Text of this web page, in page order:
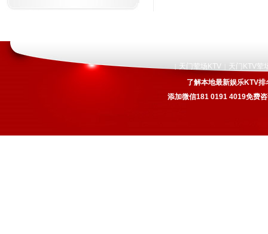
天门荤场KTV
天门KTV荤
了解本地最新娱乐KTV
添加微信181 0191 4019免费